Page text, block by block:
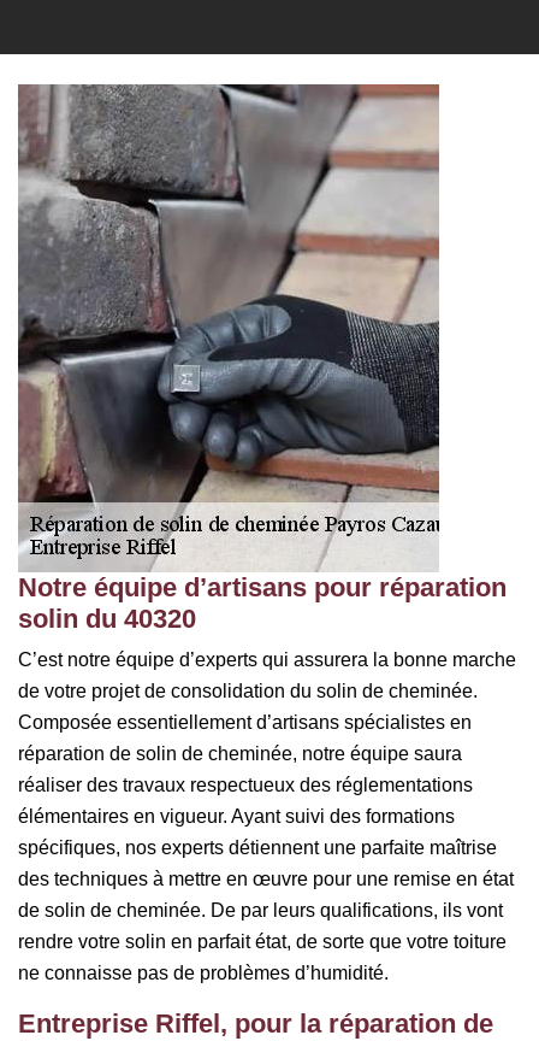
Notre équipe d’artisans pour réparation
solin du 40320
C’est notre équipe d’experts qui assurera la bonne marche
de votre projet de consolidation du solin de cheminée.
Composée essentiellement d’artisans spécialistes en
réparation de solin de cheminée, notre équipe saura
réaliser des travaux respectueux des réglementations
élémentaires en vigueur. Ayant suivi des formations
spécifiques, nos experts détiennent une parfaite maîtrise
des techniques à mettre en œuvre pour une remise en état
de solin de cheminée. De par leurs qualifications, ils vont
rendre votre solin en parfait état, de sorte que votre toiture
ne connaisse pas de problèmes d’humidité.
Entreprise Riffel, pour la réparation de